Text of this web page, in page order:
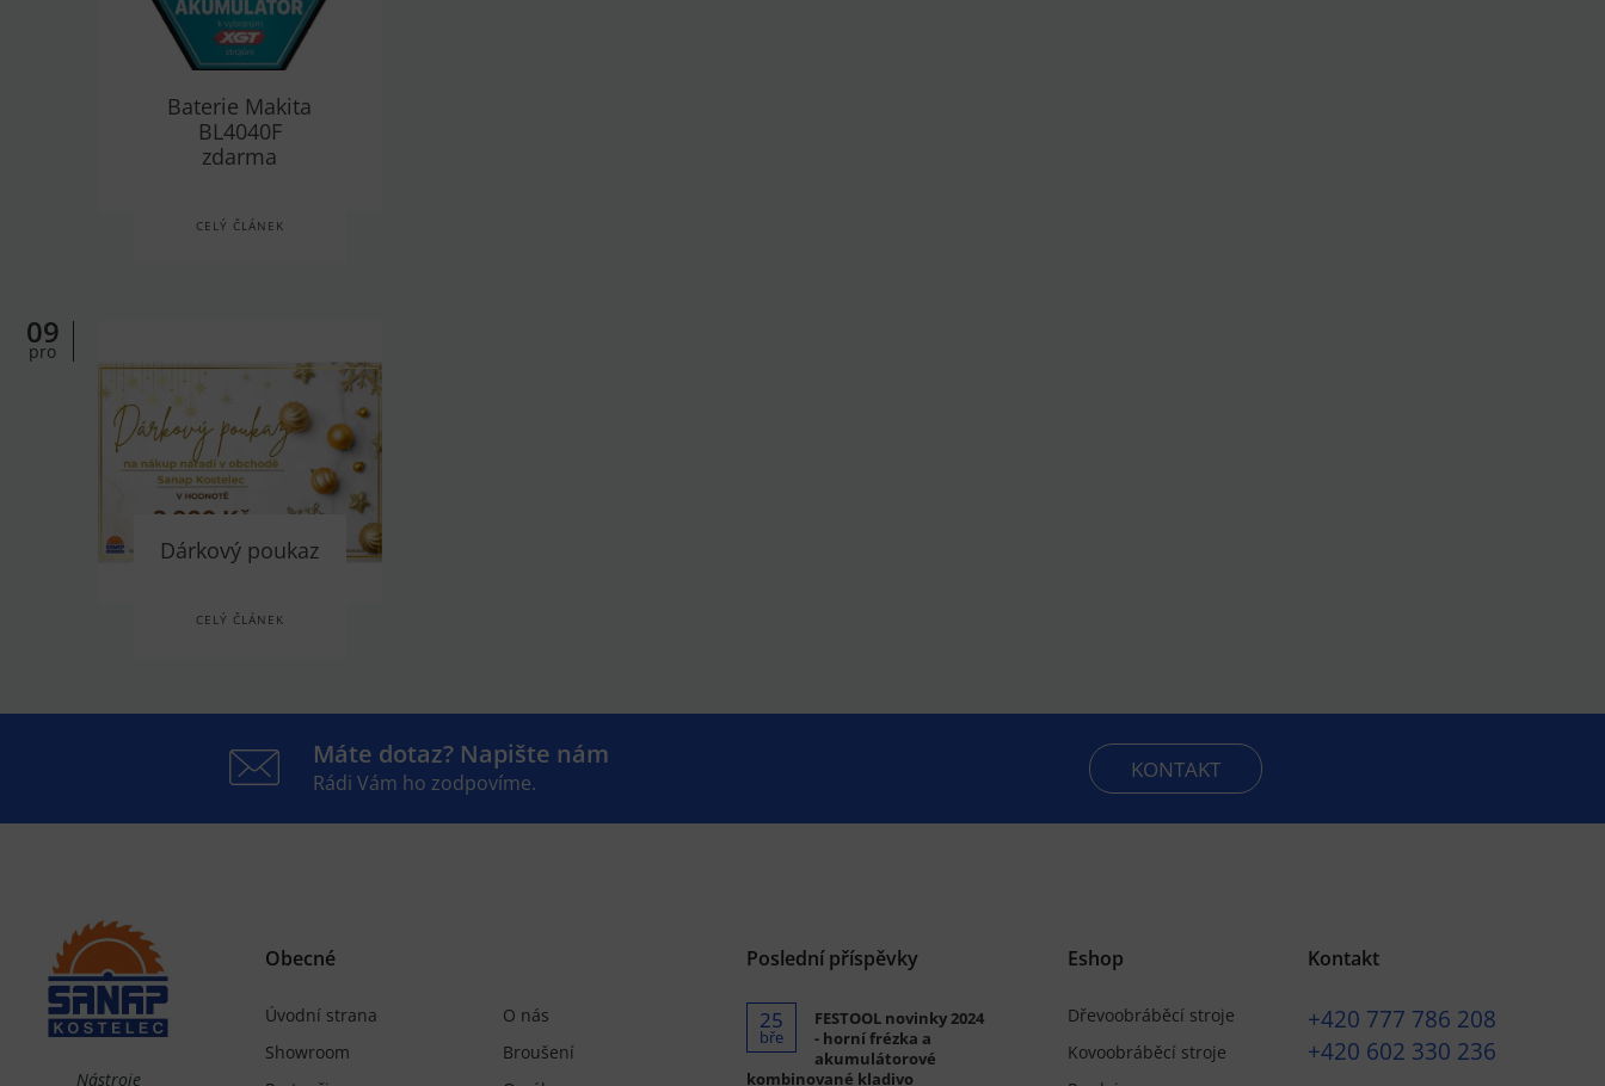
Baterie Makita
BL4040F
zdarma
CELÝ ČLÁNEK
09
pro
Dárkový poukaz
CELÝ ČLÁNEK
Máte dotaz? Napište nám
Rádi Vám ho zodpovíme. KONTAKT
Nástroje
Obecné
Úvodní strana
O nás
Showroom
Broušení
Poslední příspěvky
25
bře
FESTOOL novinky 2024
- horní frézka a
akumulátorové
kombinované kladivo
Eshop
Dřevoobráběcí stroje
Kovoobráběcí stroje
Kontakt
+420 777 786 208
+420 602 330 236